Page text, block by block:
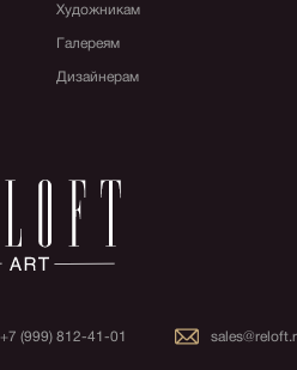
Художникам
Галереям
Дизайнерам
+7 (999) 812-41-01